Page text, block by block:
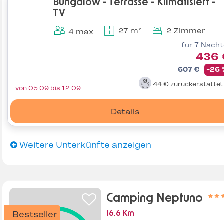
Bungalow - Terrasse - Klimatisiert -
TV
4 max 27 m² 2 Zimmer
für 7
436
607 € -26
44 € zurückerstattet
Details
von 05.09 bis 12.09
Weitere Unterkünfte anzeigen
Bestseller
Camping Neptuno
16.6 Km